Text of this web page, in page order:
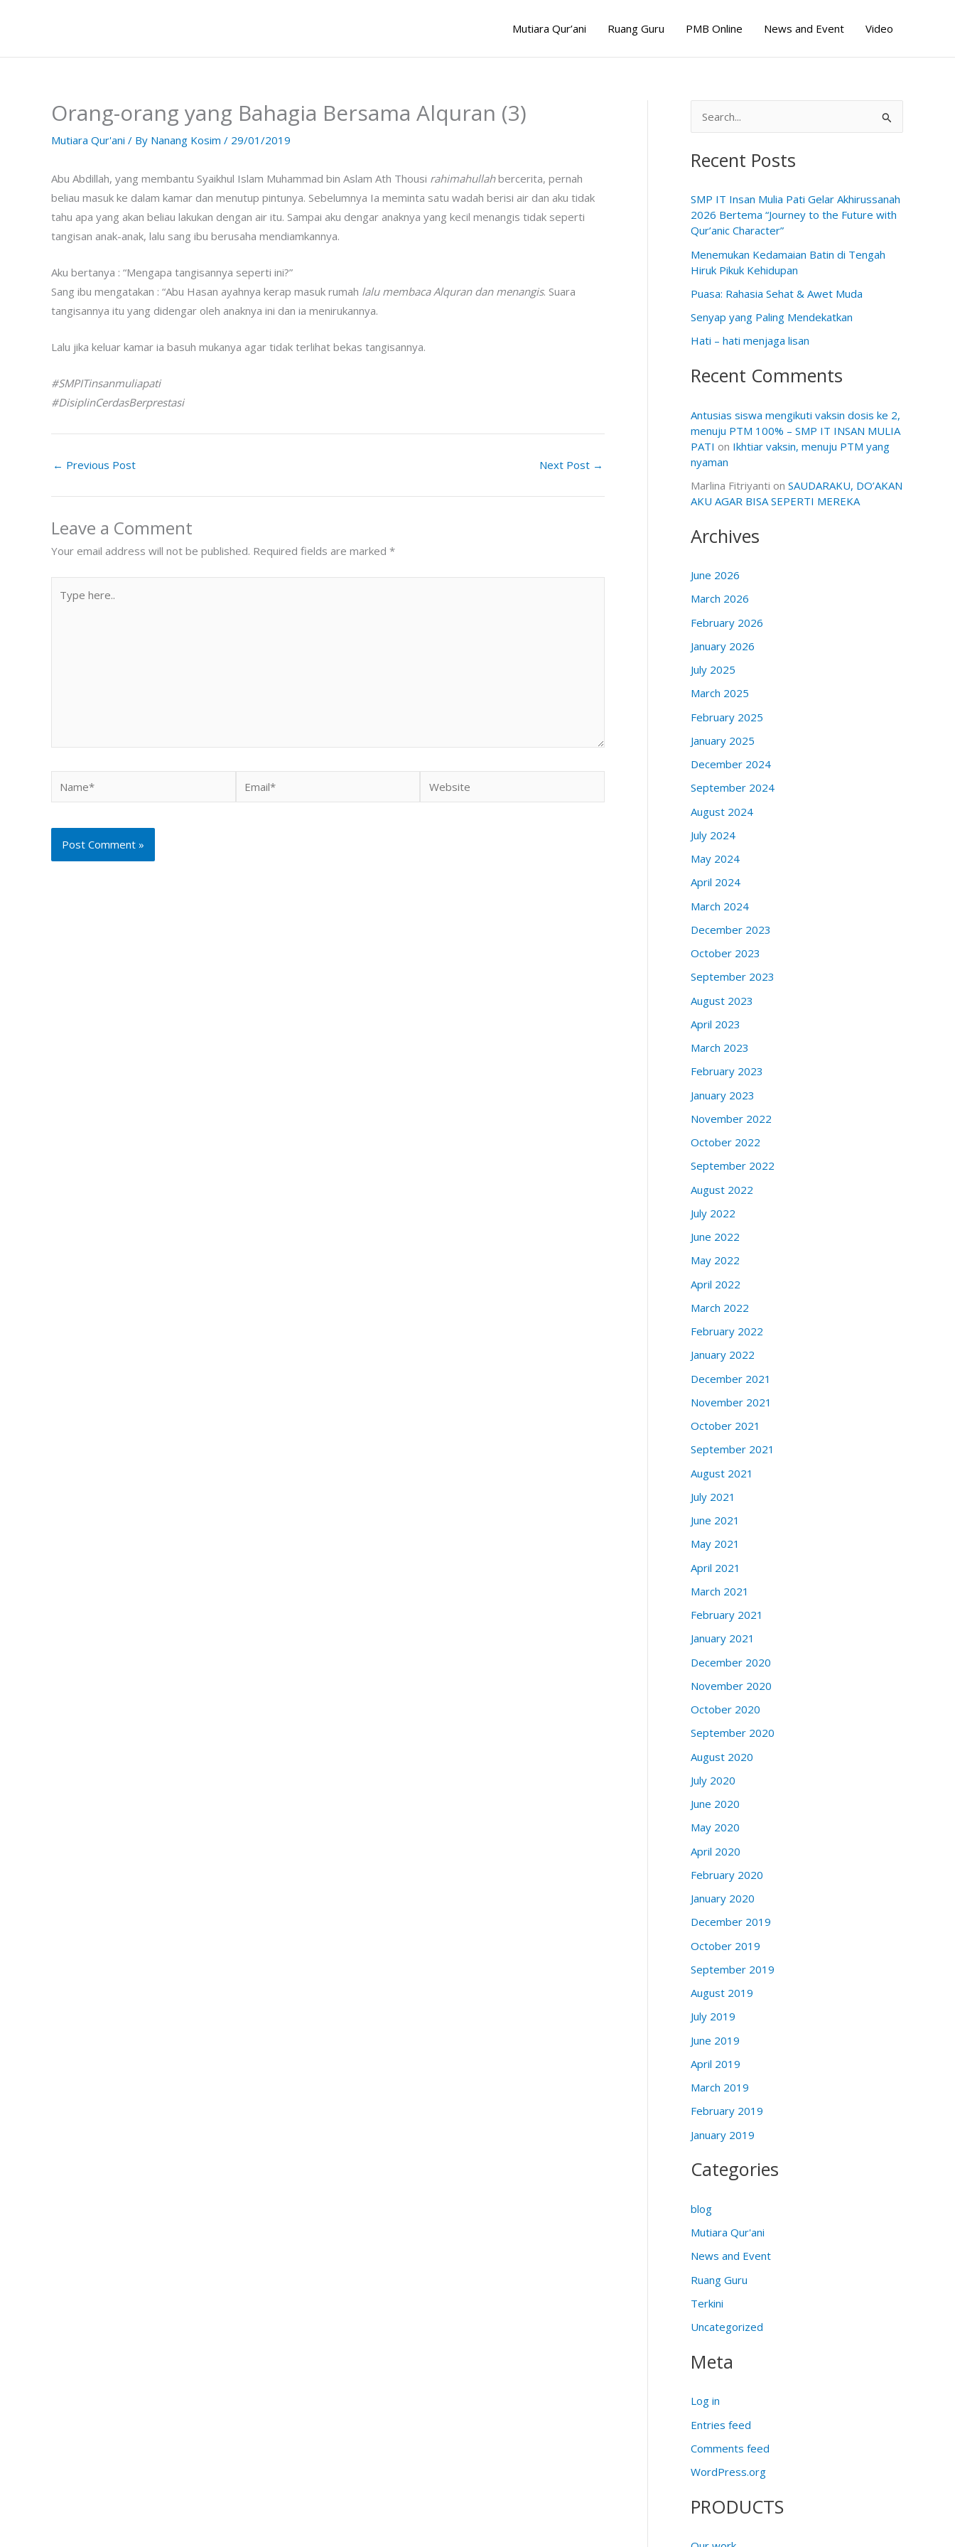
Mutiara Qur’ani Ruang Guru PMB Online News and Event Video
Orang-orang yang Bahagia Bersama Alquran (3)
Mutiara Qur'ani / By Nanang Kosim / 29/01/2019
Abu Abdillah, yang membantu Syaikhul Islam Muhammad bin Aslam Ath Thousi rahimahullahbercerita, pernah
beliau masuk ke dalam kamar dan menutup pintunya. Sebelumnya Ia meminta satu wadah berisi air dan aku tidak
tahu apa yang akan beliau lakukan dengan air itu. Sampai aku dengar anaknya yang kecil menangis tidak seperti
tangisan anak-anak, lalu sang ibu berusaha mendiamkannya.
Aku bertanya : “Mengapa tangisannya seperti ini?”
Sang ibu mengatakan : “Abu Hasan ayahnya kerap masuk rumah lalu membaca Alquran dan menangis. Suara
tangisannya itu yang didengar oleh anaknya ini dan ia menirukannya.
Lalu jika keluar kamar ia basuh mukanya agar tidak terlihat bekas tangisannya.
#SMPITinsanmuliapati
#DisiplinCerdasBerprestasi
← Previous Post Next Post →
Leave a Comment
Your email address will not be published. Required fields are marked *
here..
a
c
h
o
r
:
Recent Posts
SMP IT Insan Mulia Pati Gelar Akhirussanah
2026 Bertema “Journey to the Future with
Qur’anic Character”
Menemukan Kedamaian Batin di Tengah
Hiruk Pikuk Kehidupan
Puasa: Rahasia Sehat & Awet Muda
Senyap yang Paling Mendekatkan
Hati – hati menjaga lisan
Recent Comments
Antusias siswa mengikuti vaksin dosis ke 2,
menuju PTM 100% – SMP IT INSAN MULIA
PATI on Ikhtiar vaksin, menuju PTM yang
nyaman
Marlina Fitriyanti on SAUDARAKU, DO’AKAN
AKU AGAR BISA SEPERTI MEREKA
Archives
June 2026
March 2026
February 2026
January 2026
July 2025
March 2025
February 2025
January 2025
December 2024
September 2024
August 2024
July 2024
May 2024
April 2024
March 2024
December 2023
October 2023
September 2023
August 2023
April 2023
March 2023
February 2023
January 2023
November 2022
October 2022
September 2022
August 2022
July 2022
June 2022
May 2022
April 2022
March 2022
February 2022
January 2022
December 2021
November 2021
October 2021
September 2021
August 2021
July 2021
June 2021
May 2021
April 2021
March 2021
February 2021
January 2021
December 2020
November 2020
October 2020
September 2020
August 2020
July 2020
June 2020
May 2020
April 2020
February 2020
January 2020
December 2019
October 2019
September 2019
August 2019
July 2019
June 2019
April 2019
March 2019
February 2019
January 2019
Categories
blog
Mutiara Qur'ani
News and Event
Ruang Guru
Terkini
Uncategorized
Meta
Log in
Entries feed
Comments feed
WordPress.org
PRODUCTS